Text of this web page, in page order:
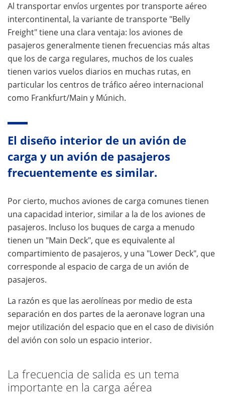
Al transportar envíos urgentes por transporte aéreo
intercontinental, la variante de transporte "Belly
Freight" tiene una clara ventaja: los aviones de
pasajeros generalmente tienen frecuencias más altas
que los de carga regulares, muchos de los cuales
tienen varios vuelos diarios en muchas rutas, en
particular los centros de tráfico aéreo internacional
como Frankfurt/Main y Múnich.
El diseño interior de un avión de
carga y un avión de pasajeros
frecuentemente es similar.
Por cierto, muchos aviones de carga comunes tienen
una capacidad interior, similar a la de los aviones de
pasajeros. Incluso los buques de carga a menudo
tienen un "Main Deck", que es equivalente al
compartimiento de pasajeros, y una "Lower Deck", que
corresponde al espacio de carga de un avión de
pasajeros.
La razón es que las aerolíneas por medio de esta
separación en dos partes de la aeronave logran una
mejor utilización del espacio que en el caso de división
del avión con solo un espacio interior.
La frecuencia de salida es un tema
importante en la carga aérea